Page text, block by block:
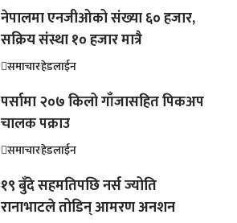
नेपालमा एनजीओको संख्या ६० हजार,
सक्रिय संस्था १० हजार मात्रै
समाचारहेडलाईन
पर्सामा २०७ किलो गाँजासहित पिकअप
चालक पक्राउ
समाचारहेडलाईन
१९ बुँदे सहमतिपछि नर्स ज्योति
रानाभाटले तोडिन् आमरण अनशन